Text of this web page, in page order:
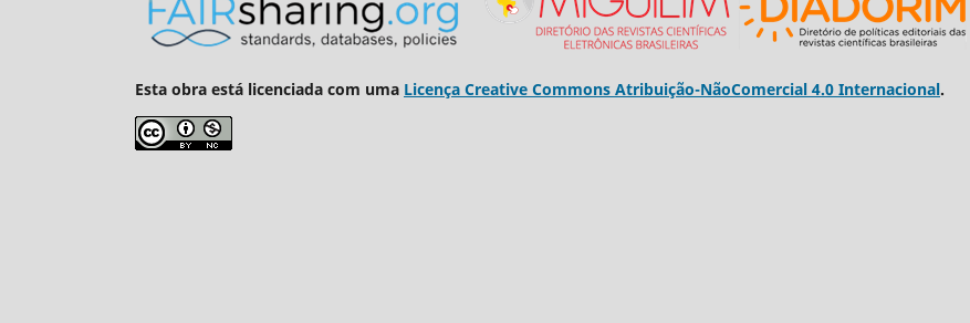
Esta obra está licenciada com uma Licença Creative Commons Atribuição-NãoComercial 4.0 Internacional.